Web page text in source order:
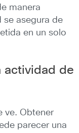
manera
asegura de
en un solo
actividad de
ve. Obtener
parecer una